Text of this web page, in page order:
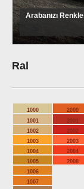
Arabanızı
Ral
1000 2000
1001
2001
1002
2002
1003
2003
1004
2004
1005
2008
1006
1007